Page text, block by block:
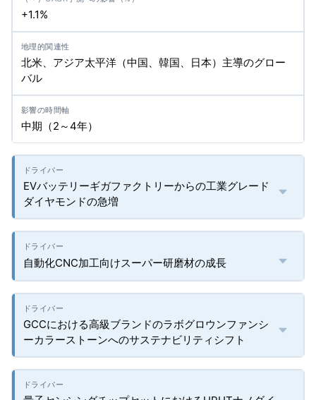
+1.1%
北米、アジア太平洋（中国、韓国、日本）主導のグロー
バル
中期（2～4年）
EVバッテリーギガファクトリーからの工業グレード
ダイヤモンドの急増
自動化CNC加工向けスーパー研磨材の成長
GCCにおける高級ブランドのラボグロウンファンシ
ーカラーストーンへのサステナビリティシフト